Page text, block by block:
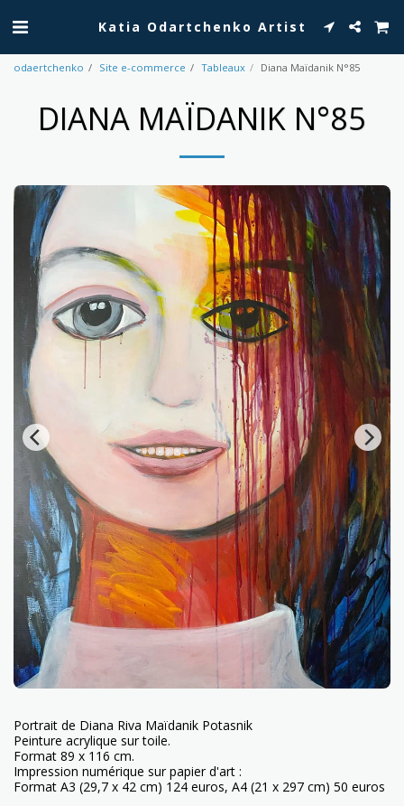
Katia Odartchenko Artist
odaertchenko Site e-commerce Tableaux Diana Maïdanik N°85
DIANA MAÏDANIK N°85
Portrait de Diana Riva Maïdanik Potasnik
Peinture acrylique sur toile.
Format 89 x 116 cm.
Impression numérique sur papier d'art :
Format A3 (29,7 x 42 cm) 124 euros, A4 (21 x 297 cm) 50 euros